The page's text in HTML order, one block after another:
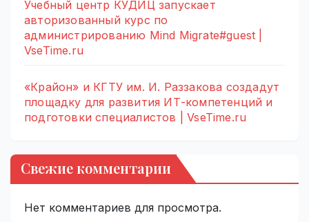
Учебный центр КУДИЦ запускает
авторизованный курс по
администрированию Mind Migrate#guest |
VseTime.ru
«Крайон» и КГТУ им. И. Раззакова создадут
площадку для развития ИТ-компетенций и
подготовки специалистов | VseTime.ru
Свежие комментарии
Нет комментариев для просмотра.